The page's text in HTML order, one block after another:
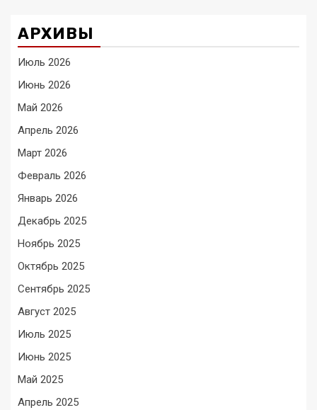
АРХИВЫ
Июль 2026
Июнь 2026
Май 2026
Апрель 2026
Март 2026
Февраль 2026
Январь 2026
Декабрь 2025
Ноябрь 2025
Октябрь 2025
Сентябрь 2025
Август 2025
Июль 2025
Июнь 2025
Май 2025
Апрель 2025